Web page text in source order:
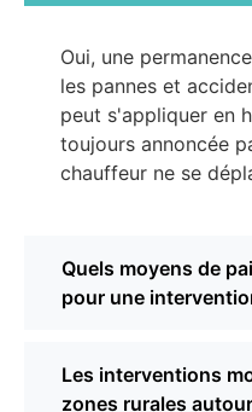
Oui, une
les pannes et
peut s'appliquer en
toujours annoncée
chauffeur ne se
Quels moyens de
pour une
Les interventions
zones rurales